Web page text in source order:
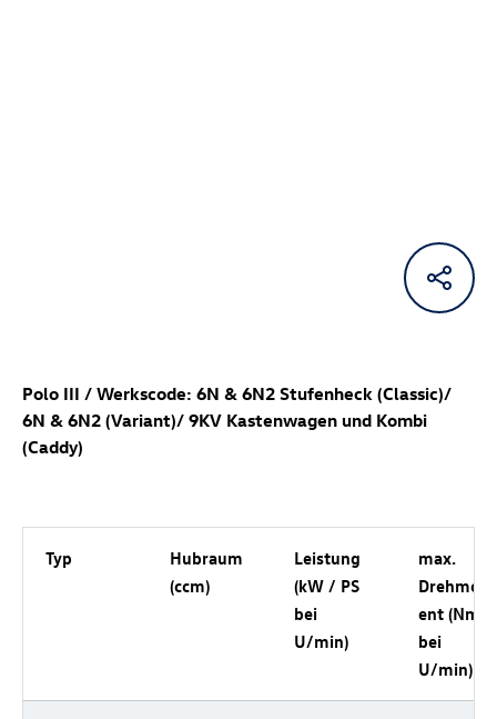
Polo III / Werkscode: 6N & 6N2 Stufenheck (Classic)/
6N & 6N2 (Variant)/ 9KV Kastenwagen und Kombi
(Caddy)
Typ
Hubraum
(ccm)
Leistung
(kW / PS
bei
U/min)
max.
Drehmom
ent (Nm
bei
U/min)